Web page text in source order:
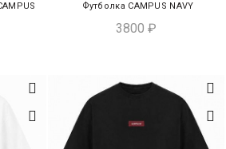
ЭКСПРЕСС-ПОКУПКА
Футболка CAMPUS NAVY
3800 ₽